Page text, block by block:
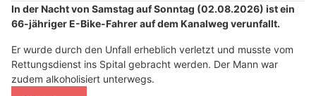
In der Nacht von Samstag auf Sonntag (02.08.2026) ist ein
66-jähriger E-Bike-Fahrer auf dem Kanalweg verunfallt.
Er wurde durch den Unfall erheblich verletzt und musste vom
Rettungsdienst ins Spital gebracht werden. Der Mann war
zudem alkoholisiert unterwegs.